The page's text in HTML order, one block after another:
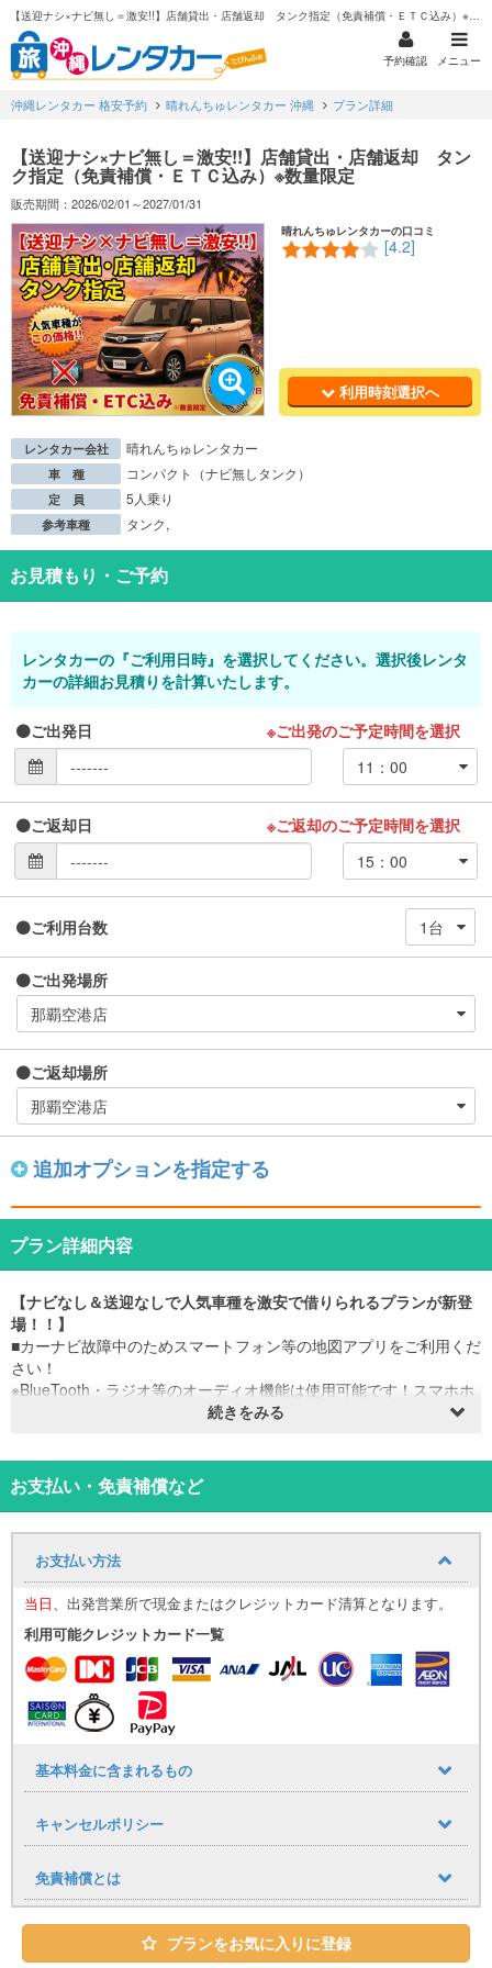
【送迎ナシ×ナビ無し＝激安!!】店舗貸出・店舗返却 タンク指定（免責補償・ＥＴＣ込み）※数量限定
予約確認 メニュー
沖縄レンタカー 格安予約 晴れんちゅレンタカー 沖縄 プラン詳細
【送迎ナシ×ナビ無し＝激安!!】店舗貸出・店舗返却 タン
ク指定（免責補償・ＥＴＣ込み）※数量限定
販売期間：2026/02/01～2027/01/31
晴れんちゅレンタカーの口コミ
[4.2]
利用時刻選択へ
レンタカー会社 晴れんちゅレンタカー
車 種 コンパクト（ナビ無しタンク）
定 員 5人乗り
参考車種 タンク,
お見積もり・ご予約
レンタカーの『ご利用日時』を選択してください。選択後レンタ
カーの詳細お見積りを計算いたします。
ご出発日 ※ご出発のご予定時間を選択
ご返却日 ※ご返却のご予定時間を選択
ご利用台数
ご出発場所
ご返却場所
追加オプションを指定する
プラン詳細内容
【ナビなし＆送迎なしで人気車種を激安で借りられるプランが新登
場！！】
■カーナビ故障中のためスマートフォン等の地図アプリをご利用くだ
さい！
※BlueTooth・ラジオ等のオーディオ機能は使用可能です！スマホホ
■自動チェックイン機設置で、待ち時間0を実現しました！長い説明
も無し!!絶対に待たせません！
■タクシー会社さんが目の前！返却後もすぐにタクシーに乗れます！
■カーナビ・ETC車載器標準装備
■ご質問・ご要望は下記までご連絡ください。
予約係直通℡：080-6483-1406
Mail：harenchu1@gmail.com
続きをみる
お支払い・免責補償など
お支払い方法
当日
、出発営業所で現金またはクレジットカード清算となります。
利用可能クレジットカード一覧
基本料金に含まれるもの
キャンセルポリシー
免責補償とは
プランをお気に入りに登録